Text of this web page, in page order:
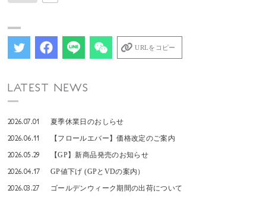
URLをコピー
LATEST NEWS
2026.07.01 夏季休業日のおしらせ
2026.06.11 【フロールエバー】価格改定のご案内
2026.05.29 【GP】新商品発売のお知らせ
2026.04.17 GP値下げ (GPとVDの案内）
2026.03.27 ゴールデンウィーク期間の出荷について